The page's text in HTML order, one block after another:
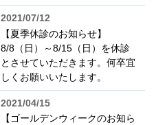
2021/07/12
【夏季休診のお知らせ】
8/8（日）～8/15（日）を休診
とさせていただきます。何卒宜
しくお願いいたします。
2021/04/15
【ゴールデンウィークのお知ら